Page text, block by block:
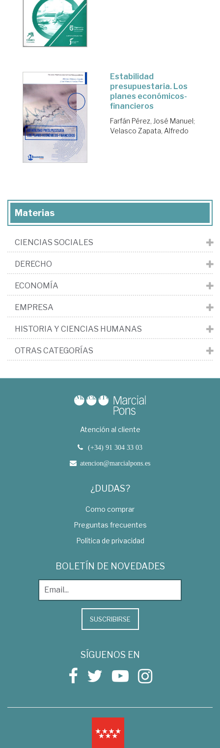
Estabilidad
presupuestaria. Los
planes económicos-
financieros
Farfán Pérez, José Manuel;
Velasco Zapata, Alfredo
Materias
CIENCIAS SOCIALES
DERECHO
ECONOMÍA
EMPRESA
HISTORIA Y CIENCIAS HUMANAS
OTRAS CATEGORÍAS
Atención al cliente
(+34) 91 304 33 03
atencion@marcialpons.es
¿DUDAS?
Como comprar
Preguntas frecuentes
Política de privacidad
BOLETÍN DE NOVEDADES
SUSCRIBIRSE
SÍGUENOS EN